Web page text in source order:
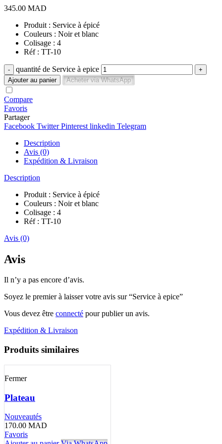
345.00 MAD
Produit : Service à épicé
Couleurs : Noir et blanc
Colisage : 4
Réf : TT-10
quantité de Service à epice
Ajouter au panier Acheter via WhatsApp
Compare
Favoris
Partager
Facebook Twitter Pinterest linkedin Telegram
Description
Avis (0)
Expédition & Livraison
Description
Produit : Service à épicé
Couleurs : Noir et blanc
Colisage : 4
Réf : TT-10
Avis (0)
Avis
Il n’y a pas encore d’avis.
Soyez le premier à laisser votre avis sur “Service à epice”
Vous devez être connecté pour publier un avis.
Expédition & Livraison
Produits similaires
Fermer
Plateau
Nouveautés
170.00 MAD
Favoris